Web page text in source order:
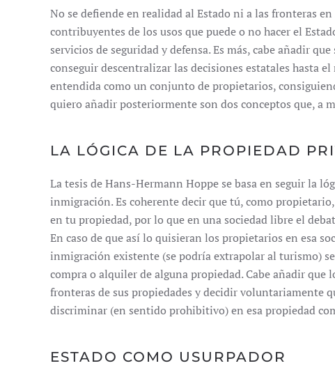
No se defiende en realidad al Estado ni a las fronteras
contribuyentes de los usos que puede o no hacer el
servicios de seguridad y defensa. Es más, cabe añadir
conseguir descentralizar las decisiones estatales hasta
entendida como un conjunto de propietarios,
quiero añadir posteriormente son dos conceptos que, a
LA LÓGICA DE LA PROPIEDAD
La tesis de Hans-Hermann Hoppe se basa en seguir la
inmigración. Es coherente decir que tú, como
en tu propiedad, por lo que en una sociedad libre el
En caso de que así lo quisieran los propietarios en esa
inmigración existente (se podría extrapolar al turismo)
compra o alquiler de alguna propiedad. Cabe añadir
fronteras de sus propiedades y decidir voluntariamente
discriminar (en sentido prohibitivo) en esa propiedad
ESTADO COMO USURPADOR